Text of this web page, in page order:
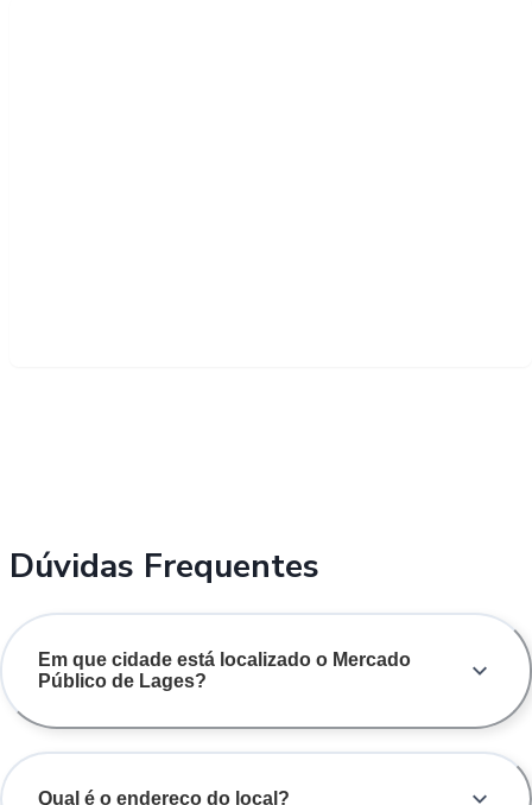
Dúvidas Frequentes
Em que cidade está localizado o Mercado
Público de Lages?
Qual é o endereço do local?